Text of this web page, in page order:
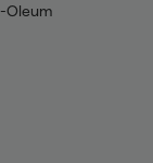
Oleum